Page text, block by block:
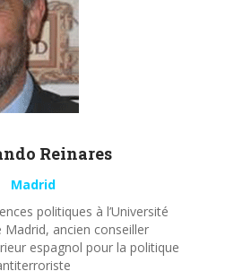
Reinares
Madrid
politiques à l’Université
Madrid, ancien conseiller
espagnol pour la politique